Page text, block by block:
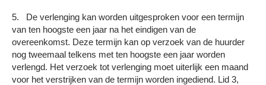
5. De verlenging kan worden uitgesproken voor een termijn
van ten hoogste een jaar na het eindigen van de
overeenkomst. Deze termijn kan op verzoek van de huurder
nog tweemaal telkens met ten hoogste een jaar worden
verlengd. Het verzoek tot verlenging moet uiterlijk een maand
voor het verstrijken van de termijn worden ingediend. Lid 3,